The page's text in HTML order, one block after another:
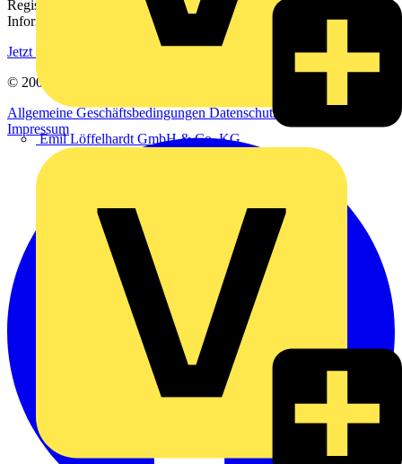
Emil Löffelhardt GmbH & Co. KG
Registrieren Sie sich kostenlos und erhalten Sie stets aktuelle
Informationen aus der Elektroindustrie.
Jetzt registrieren
© 2002-
Allgemeine GeschäftsbedingungenDatenschutzerklärung
Impressum